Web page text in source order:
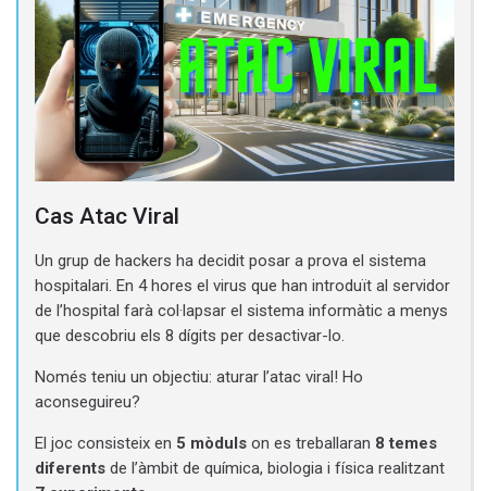
Cas Atac Viral
Un grup de hackers ha decidit posar a prova el sistema
hospitalari. En 4 hores el virus que han introduït al servidor
de l’hospital farà col·lapsar el sistema informàtic a menys
que descobriu els 8 dígits per desactivar-lo.
Només teniu un objectiu: aturar l’atac viral! Ho
aconseguireu?
El joc consisteix en 5 mòduls on es treballaran 8 temes
diferents de l’àmbit de química, biologia i física realitzant